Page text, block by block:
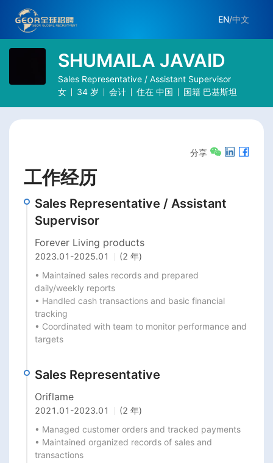
EN/中文
SHUMAILA JAVAID
Sales Representative / Assistant Supervisor
女
34 岁 会计 住在 中国 国籍 巴基斯坦
分享
工作经历
Sales Representative / Assistant
Supervisor
Forever Living products
2023.01 -2025.01
(2 年)
• Maintained sales records and prepared
daily/weekly reports
• Handled cash transactions and basic financial
tracking
• Coordinated with team to monitor performance and
targets
Sales Representative
Oriflame
2021.01 -2023.01
(2 年)
• Managed customer orders and tracked payments
• Maintained organized records of sales and
transactions